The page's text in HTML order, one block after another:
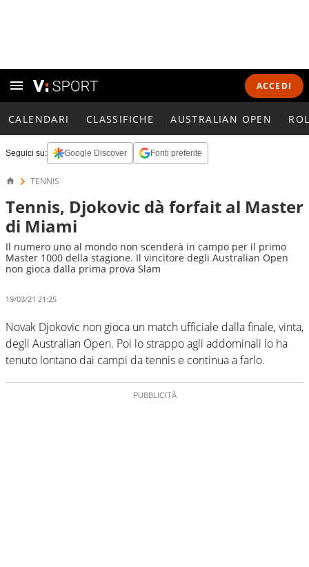
ACCEDI
CALENDARI CLASSIFICHE AUSTRALIAN OPEN
Seguici su: Google Discover Fonti preferite
TENNIS
Tennis, Djokovic dà forfait al Master
di Miami
Il numero uno al mondo non scenderà in campo per il primo
Master 1000 della stagione. Il vincitore degli Australian Open
non gioca dalla prima prova Slam
19/03/21 21:25
Novak Djokovic non gioca un match ufficiale dalla finale, vinta,
degli Australian Open. Poi lo strappo agli addominali lo ha
tenuto lontano dai campi da tennis e continua a farlo.